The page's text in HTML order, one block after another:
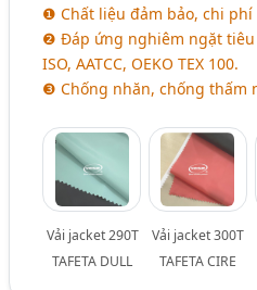
❶ Chất liệu đảm bảo, chi
❷ Đáp ứng nghiêm ngặt
ISO, AATCC, OEKO TEX 100.
❸ Chống nhăn, chống thấm
Vải jacket 290T
TAFETA DULL
Vải jacket 300T
TAFETA CIRE